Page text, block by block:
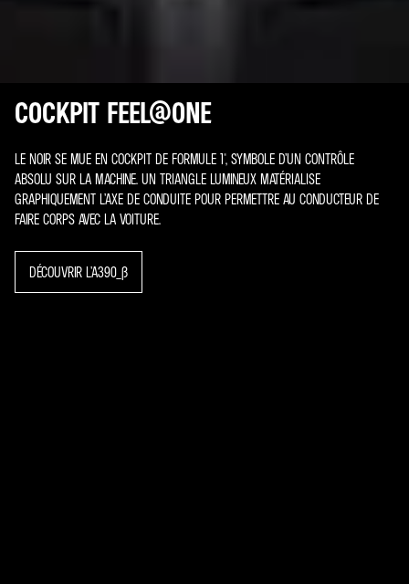
COCKPIT FEEL@ONE
LE NOIR SE MUE EN COCKPIT DE FORMULE 1®, SYMBOLE D’UN CONTRÔLE
ABSOLU SUR LA MACHINE. UN TRIANGLE LUMINEUX MATÉRIALISE
GRAPHIQUEMENT L’AXE DE CONDUITE POUR PERMETTRE AU CONDUCTEUR DE
FAIRE CORPS AVEC LA VOITURE.
DÉCOUVRIR L’A390_Β